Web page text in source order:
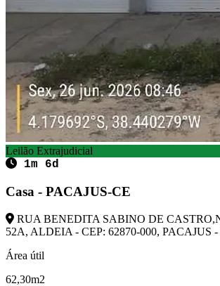
Leilão Extrajudicial
1m 6d
Casa - PACAJUS-CE
RUA BENEDITA SABINO DE
52A, ALDEIA - CEP: 62870-000, PACAJUS
Área útil
62,30m2